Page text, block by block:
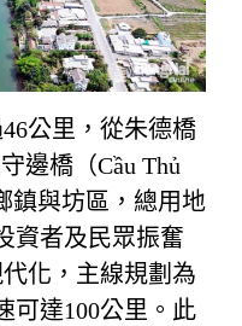
公里，從朱德橋
邊橋（Cầu Thủ
鎮與坊區，總用地
資者及民眾振奮
化，主線規劃為
可達100公里。此